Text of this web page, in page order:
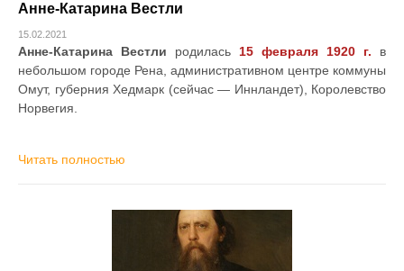
Анне-Катарина Вестли
15.02.2021
Анне-Катарина Вестли родилась 15 февраля 1920 г. в
небольшом городе Рена, административном центре коммуны
Омут, губерния Хедмарк (сейчас — Иннландет), Королевство
Норвегия.
Читать полностью